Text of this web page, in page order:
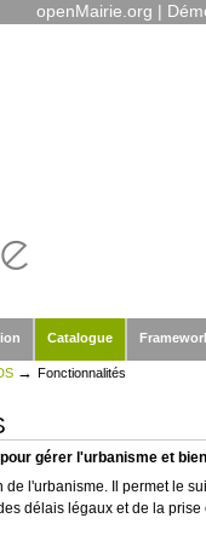
openMairie.org |
Catalogue
→ Fonctionnalités
gérer l'urbanisme et
l'urbanisme. Il permet le
délais légaux et de la